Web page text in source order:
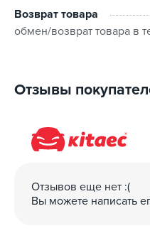
Возврат товара
обмен/возврат товара в
Отзывы
Отзывов еще нет :(
Вы можете написать